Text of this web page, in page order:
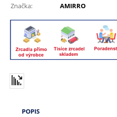
Značka:
AMIRRO
POPIS